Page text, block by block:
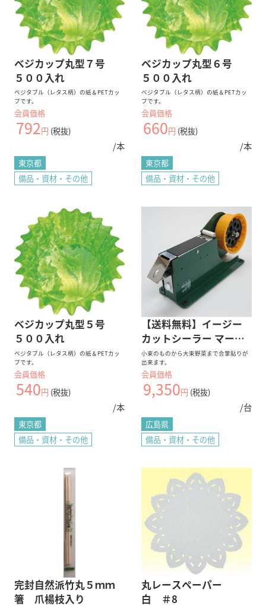
業務用通販サイトBtoB eSmart
会員登録
仕入れ業務 在庫管理 コスト削減
eSmartを使えば、経営が変わる。
iPhoneをご利用の方（推奨）
PCまたはAndroidでご利用の方はこちらから
SNSのフォロー
SNS公式アカウント一覧
ベジカップ丸型７号
５００入れ
ベジタブル（レタス柄）の紙＆PETカッ
プです。
会員価格
792円 (税抜)
/本
東京都
備品・資材・その他
ベジカップ丸型６号
５００入れ
ベジタブル（レタス柄）の紙＆PETカッ
プです。
会員価格
660円 (税抜)
/本
東京都
備品・資材・その他
ベジカップ丸型５号
５００入れ
ベジタブル（レタス柄）の紙＆PETカッ
プです。
会員価格
540円 (税抜)
/本
東京都
備品・資材・その他
【送料無料】イージー
カットシーラー マーク
III
小束のものから大束野菜まで合掌貼りが
出来ます。
会員価格
9,350円 (税抜)
/台
広島県
備品・資材・その他
完封自然派竹丸５ｍｍ
箸 爪楊枝入り
丸レースペーパー
白 ＃8